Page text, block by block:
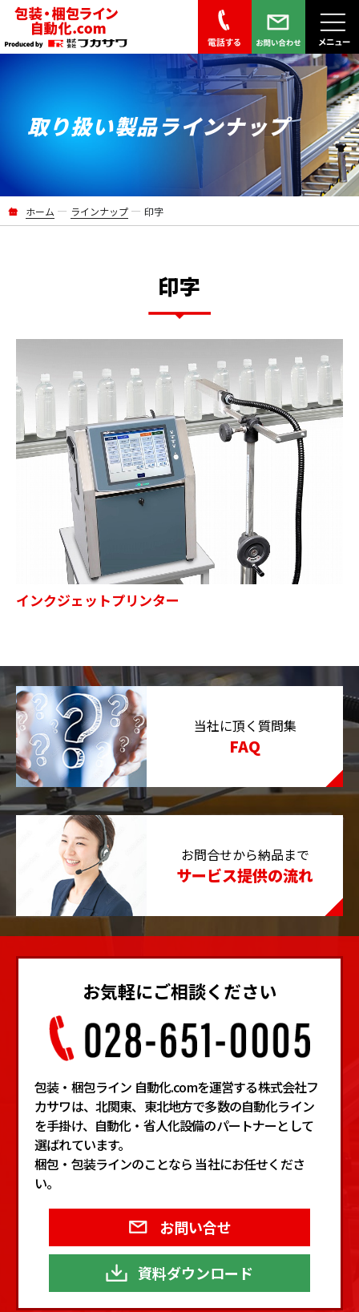
電話する Tel.028-651-0005
お問い合わせメニュー
取り扱い製品ラインナップ
ホーム ー ラインナップ ー 印字
印字
インクジェットプリンター
当社に頂く質問集
FAQ
お問合せから納品まで
サービス提供の流れ
お気軽にご相談ください
包装・梱包ライン 自動化.comを運営する株式会社フ
カサワは、北関東、東北地方で多数の自動化ライン
を手掛け、自動化・省人化設備のパートナーとして
選ばれています。
梱包・包装ラインのことなら 当社にお任せくださ
い。
お問い合せ
資料ダウンロード